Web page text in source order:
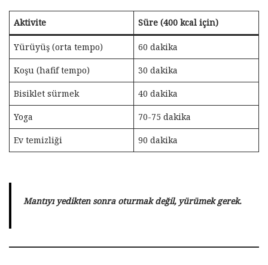
Aktivite Süre (400 kcal için)
Yürüyüş (orta tempo) 60 dakika
Koşu (hafif tempo) 30 dakika
Bisiklet sürmek 40 dakika
Yoga 70-75 dakika
Ev temizliği 90 dakika
Mantıyı yedikten sonra oturmak değil, yürümek gerek.